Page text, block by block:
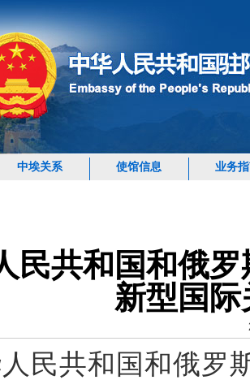
中埃关系 使馆信息 业务
民共和国和俄
新型国
民共和国和俄罗